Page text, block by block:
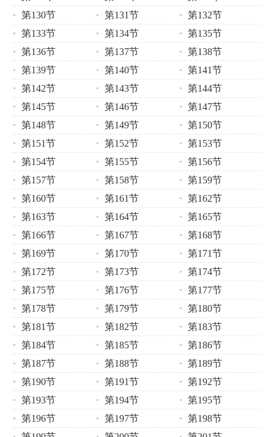
第130节
第131节
第132节
第133节
第134节
第135节
第136节
第137节
第138节
第139节
第140节
第141节
第142节
第143节
第144节
第145节
第146节
第147节
第148节
第149节
第150节
第151节
第152节
第153节
第154节
第155节
第156节
第157节
第158节
第159节
第160节
第161节
第162节
第163节
第164节
第165节
第166节
第167节
第168节
第169节
第170节
第171节
第172节
第173节
第174节
第175节
第176节
第177节
第178节
第179节
第180节
第181节
第182节
第183节
第184节
第185节
第186节
第187节
第188节
第189节
第190节
第191节
第192节
第193节
第194节
第195节
第196节
第197节
第198节